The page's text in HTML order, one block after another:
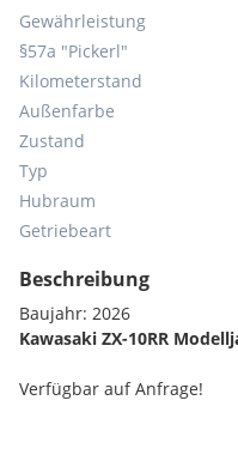
Gewährleistung
§57a "Pickerl"
Kilometerstand
Außenfarbe
Zustand
Typ
Hubraum
Getriebeart
Beschreibung
Baujahr: 2026
Kawasaki ZX-10RR
Verfügbar auf Anfrage!